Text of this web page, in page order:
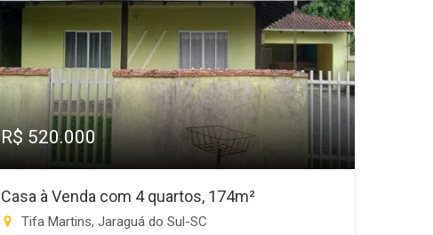
R$ 520.000
Casa à Venda com 4 quartos, 174m²
Tifa Martins, Jaraguá do Sul-SC